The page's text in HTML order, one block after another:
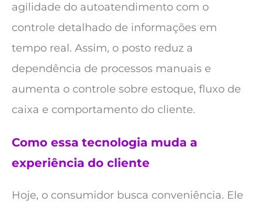
agilidade do autoatendimento com o
controle detalhado de informações em
tempo real. Assim, o posto reduz a
dependência de processos manuais e
aumenta o controle sobre estoque, fluxo de
caixa e comportamento do cliente.
Como essa tecnologia muda a
experiência do cliente
Hoje, o consumidor busca conveniência. Ele